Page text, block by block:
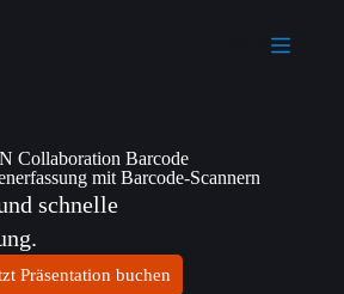
Menü
Collaboration Barcode​
mit Barcode-Scannern
schnelle
Präsentation buchen